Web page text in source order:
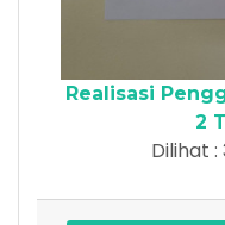
Realisasi
2
Dilihat :